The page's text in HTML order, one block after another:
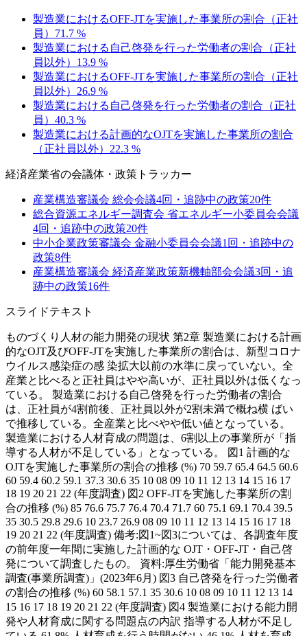
製造業におけるOFF-JTを実施した事業所の割合（正社
員） 71.7 %
製造業における自己啓発を行った労働者の割合（正社
員以外） 13.9 %
製造業におけるOFF-JTを実施した事業所の割合（正社
員以外） 26.9 %
製造業における自己啓発を行った労働者の割合（正社
員） 40.3 %
製造業における計画的なOJTを実施した事業所の割合
（正社員以外） 22.3 %
経済産業省の会議体・政策トラッカー
産業構造審議会 総会会議4回・追跡中の政策20件
総合資源エネルギー調査会 省エネルギー小委員会会議
4回・追跡中の政策20件
中小企業政策審議会 金融小委員会会議1 回・追跡中の
政策8件
産業構造審議会 経済産業政策新機軸部会会議3回・追
跡中の政策16件
スライドテキスト
ものづくり人材の能力開発の現状 第2章 製造業における計画
的なOJT及びOFF-JTを実施した事業所の割合は、新型コロナ
ウイルス感染症の感 染拡大以前の水準に戻っていない。全
産業と比べると正社員はやや高いが、正社員以外は低くなっ
ている。 製造業における自己啓発を行った労働者の割合
は、正社員が4割前後、正社員以外が2割未満で概ね横 ばい
で推移している。全産業と比べやや低い値となっている。
製造業における人材育成の問題は、6割以上の事業所が「指
導する人材が不足している」となっている。 図1 計画的な
OJTを実施した事業所の割合の推移 (%) 70 59.7 65.4 64.5 60.6
60 59.4 60.2 59.1 37.3 30.6 35 10 08 09 10 11 12 13 14 15 16 17
18 19 20 21 22 (年度調査) 図2 OFF-JTを実施した事業所の割
合の推移 (%) 85 76.6 75.7 76.4 70.4 71.7 60 75.1 69.1 70.4 39.5
35 30.5 29.8 29.6 10 23.7 26.9 08 09 10 11 12 13 14 15 16 17 18
19 20 21 22 (年度調査) 備考:図1~図3については、各調査年度
の前年度一年間に実施した計画的な OJT・OFF-JT・自己啓
発について調査したもの。 資料:厚生労働省「能力開発基本
調査(事業所調査)」(2023年6月) 図3 自己啓発を行った労働者
の割合の推移 (%) 60 58.1 57.1 35 30.6 10 08 09 10 11 12 13 14
15 16 17 18 19 20 21 22 (年度調査) 図4 製造業における能力開
発や人材育成に関する問題点の内訳 指導する人材が不足し